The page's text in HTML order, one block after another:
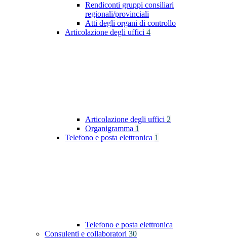
Rendiconti gruppi consiliari
regionali/provinciali
Atti degli organi di controllo
Articolazione degli uffici 4
Articolazione degli uffici 2
Organigramma 1
Telefono e posta elettronica 1
Telefono e posta elettronica
Consulenti e collaboratori 30